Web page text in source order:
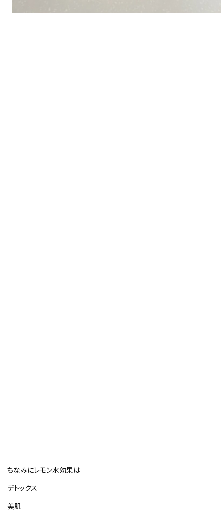
ちなみにレモン水効果は
デトックス
美肌